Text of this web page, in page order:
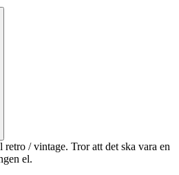
/ vintage. Tror att det ska vara en
el.